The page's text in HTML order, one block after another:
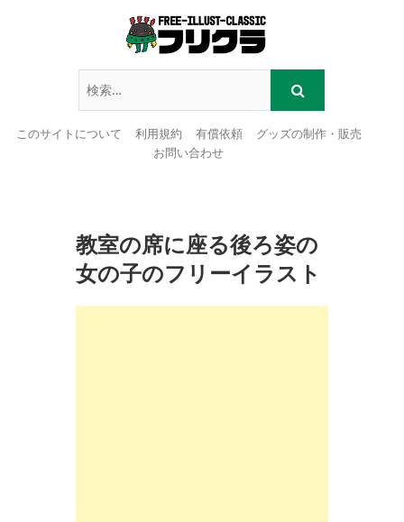
このサイトについて 利用規約 有償依頼
グッズの制作・販売
お問い合わせ
教室の席に座る後ろ姿の
女の子のフリーイラスト